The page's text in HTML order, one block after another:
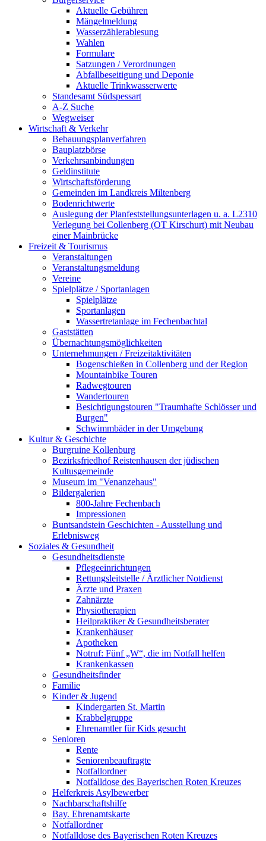
Aktuelle Gebühren
Mängelmeldung
Wasserzählerablesung
Wahlen
Formulare
Satzungen / Verordnungen
Abfallbeseitigung und Deponie
Aktuelle Trinkwasserwerte
Standesamt Südspessart
A-Z Suche
Wegweiser
Wirtschaft & Verkehr
Bebauungsplanverfahren
Bauplatzbörse
Verkehrsanbindungen
Geldinstitute
Wirtschaftsförderung
Gemeinden im Landkreis Miltenberg
Bodenrichtwerte
Auslegung der Planfeststellungsunterlagen u. a. L2310
Verlegung bei Collenberg (OT Kirschurt) mit Neubau
einer Mainbrücke
Freizeit & Tourismus
Veranstaltungen
Veranstaltungsmeldung
Vereine
Spielplätze / Sportanlagen
Spielplätze
Sportanlagen
Wassertretanlage im Fechenbachtal
Gaststätten
Übernachtungsmöglichkeiten
Unternehmungen / Freizeitaktivitäten
Bogenschießen in Collenberg und der Region
Mountainbike Touren
Radwegtouren
Wandertouren
Besichtigungstouren "Traumhafte Schlösser und
Burgen"
Schwimmbäder in der Umgebung
Kultur & Geschichte
Burgruine Kollenburg
Bezirksfriedhof Reistenhausen der jüdischen
Kultusgemeinde
Museum im "Venanzehaus"
Bildergalerien
800-Jahre Fechenbach
Impressionen
Buntsandstein Geschichten - Ausstellung und
Erlebnisweg
Soziales & Gesundheit
Gesundheitsdienste
Pflegeeinrichtungen
Rettungsleitstelle / Ärztlicher Notdienst
Ärzte und Praxen
Zahnärzte
Physiotherapien
Heilpraktiker & Gesundheitsberater
Krankenhäuser
Apotheken
Notruf: Fünf „W“, die im Notfall helfen
Krankenkassen
Gesundheitsfinder
Familie
Kinder & Jugend
Kindergarten St. Martin
Krabbelgruppe
Ehrenamtler für Kids gesucht
Senioren
Rente
Seniorenbeauftragte
Notfallordner
Notfalldose des Bayerischen Roten Kreuzes
Helferkreis Asylbewerber
Nachbarschaftshilfe
Bay. Ehrenamtskarte
Notfallordner
Notfalldose des Bayerischen Roten Kreuzes